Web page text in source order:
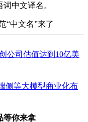
中文译名。
公司估值达到10亿美
侧等大模型商业化布
等你来拿